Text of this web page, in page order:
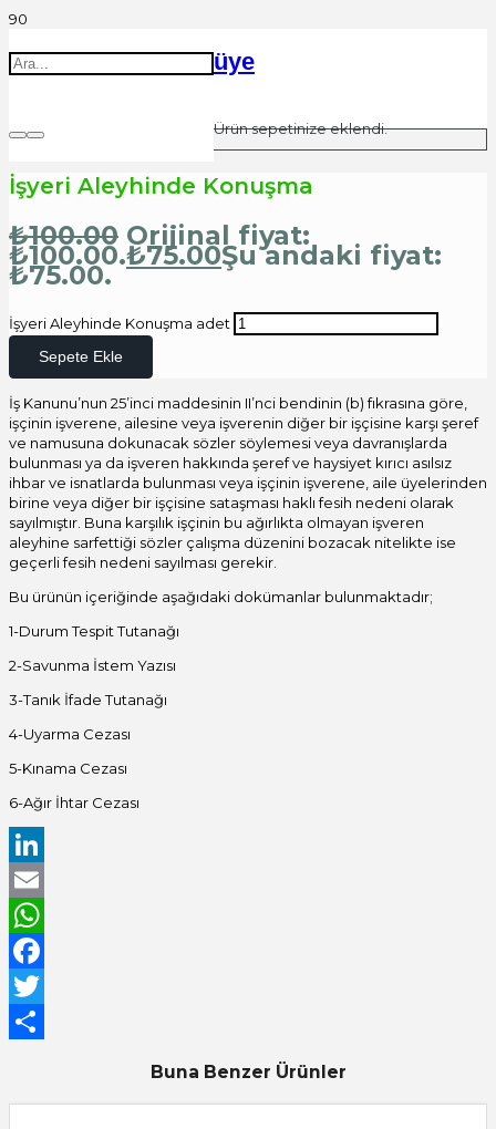
üye
Ürünsepetinize eklendi.
İşyeri Aleyhinde Konuşma
₺100.00 Orijinal fiyat:
₺100.00.₺75.00Şu andaki fiyat:
₺75.00.
İşyeri Aleyhinde Konuşma adet
Sepete Ekle
İş Kanunu’nun 25’inci maddesinin II’nci bendinin (b) fıkrasına göre,
işçinin işverene, ailesine veya işverenin diğer bir işçisine karşı şeref
ve namusuna dokunacak sözler söylemesi veya davranışlarda
bulunması ya da işveren hakkında şeref ve haysiyet kırıcı asılsız
ihbar ve isnatlarda bulunması veya işçinin işverene, aile üyelerinden
birine veya diğer bir işçisine sataşması haklı fesih nedeni olarak
sayılmıştır. Buna karşılık işçinin bu ağırlıkta olmayan işveren
aleyhine sarfettiği sözler çalışma düzenini bozacak nitelikte ise
geçerli fesih nedeni sayılması gerekir.
Bu ürünün içeriğinde aşağıdaki dokümanlar bulunmaktadır;
1-Durum Tespit Tutanağı
2-Savunma İstem Yazısı
3-Tanık İfade Tutanağı
4-Uyarma Cezası
5-Kınama Cezası
6-Ağır İhtar Cezası
LinkedIn
Email
WhatsApp
Facebook
Twitter
Buna Benzer Ürünler